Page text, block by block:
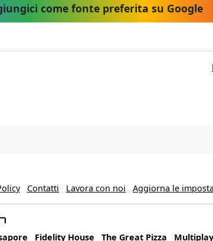
come fonte preferita su Google
Contatti Lavora con noi Aggiorna le
Fidelity House The Great Pizza